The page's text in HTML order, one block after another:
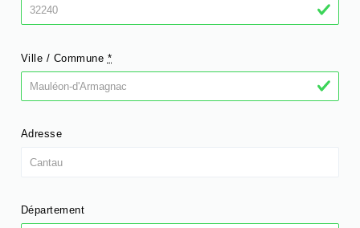
Ville / Commune *
Adresse
Département